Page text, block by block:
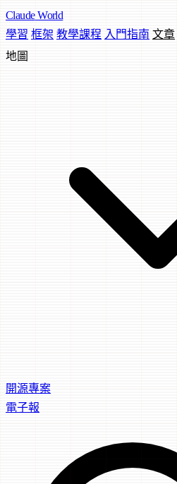
Claude World
學習 框架 教學課程 入門指南 文章
地圖
開源專案
電子報